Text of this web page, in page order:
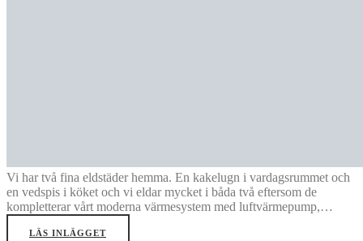
Vi har två fina eldstäder hemma. En kakelugn i vardagsrummet och
en vedspis i köket och vi eldar mycket i båda två eftersom de
kompletterar vårt moderna värmesystem med luftvärmepump,…
LÄS INLÄGGET